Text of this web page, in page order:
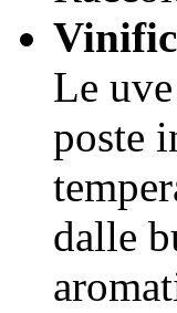
Le
poste
dalle